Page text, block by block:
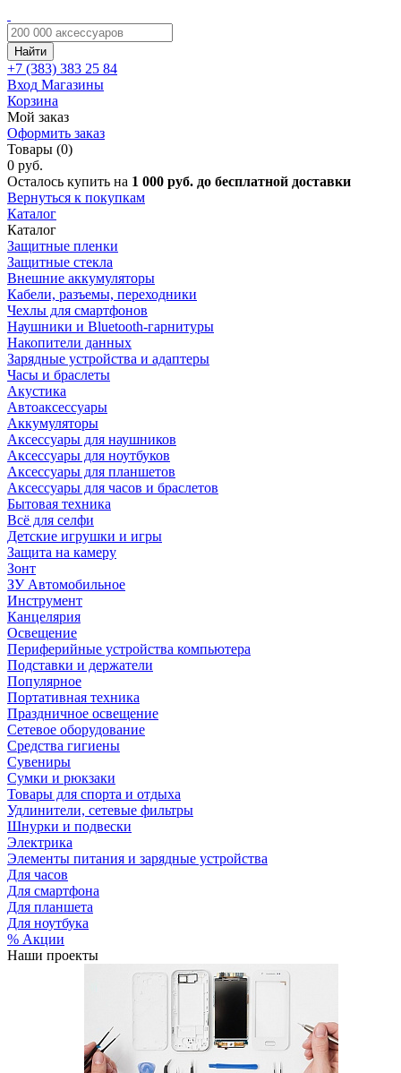
Найти
+7 (383) 383 25 84
Вход Магазины
Корзина
Мой заказ
Оформить заказ
Товары (0)
0 руб.
Осталось купить на 1 000 руб. до бесплатной доставки
Вернуться к покупкам
Каталог
Каталог
Защитные пленки
Защитные стекла
Внешние аккумуляторы
Кабели, разъемы, переходники
Чехлы для смартфонов
Наушники и Bluetooth-гарнитуры
Накопители данных
Зарядные устройства и адаптеры
Часы и браслеты
Акустика
Автоаксессуары
Аккумуляторы
Аксессуары для наушников
Аксессуары для ноутбуков
Аксессуары для планшетов
Аксессуары для часов и браслетов
Бытовая техника
Всё для селфи
Детские игрушки и игры
Защита на камеру
Зонт
ЗУ Автомобильное
Инструмент
Канцелярия
Освещение
Периферийные устройства компьютера
Подставки и держатели
Популярное
Портативная техника
Праздничное освещение
Сетевое оборудование
Средства гигиены
Сувениры
Сумки и рюкзаки
Товары для спорта и отдыха
Удлинители, сетевые фильтры
Шнурки и подвески
Электрика
Элементы питания и зарядные устройства
Для часов
Для смартфона
Для планшета
Для ноутбука
% Акции
Наши проекты